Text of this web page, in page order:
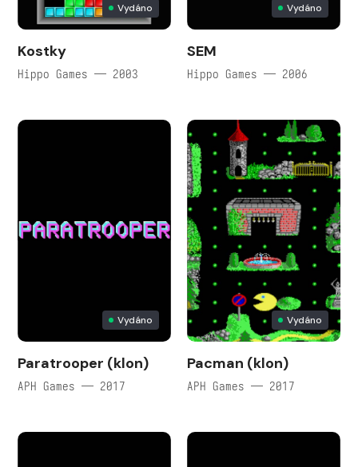
Vydáno
Kostky
Hippo Games — 2003
Vydáno
SEM
Hippo Games — 2006
Vydáno
Paratrooper (klon)
APH Games — 2017
Vydáno
Pacman (klon)
APH Games — 2017